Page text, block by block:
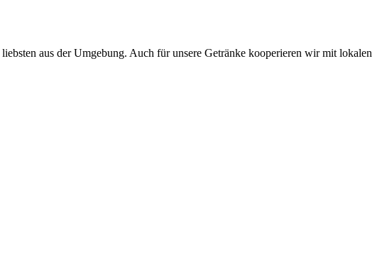
aus der Umgebung. Auch für unsere Getränke kooperieren wir mit lokalen